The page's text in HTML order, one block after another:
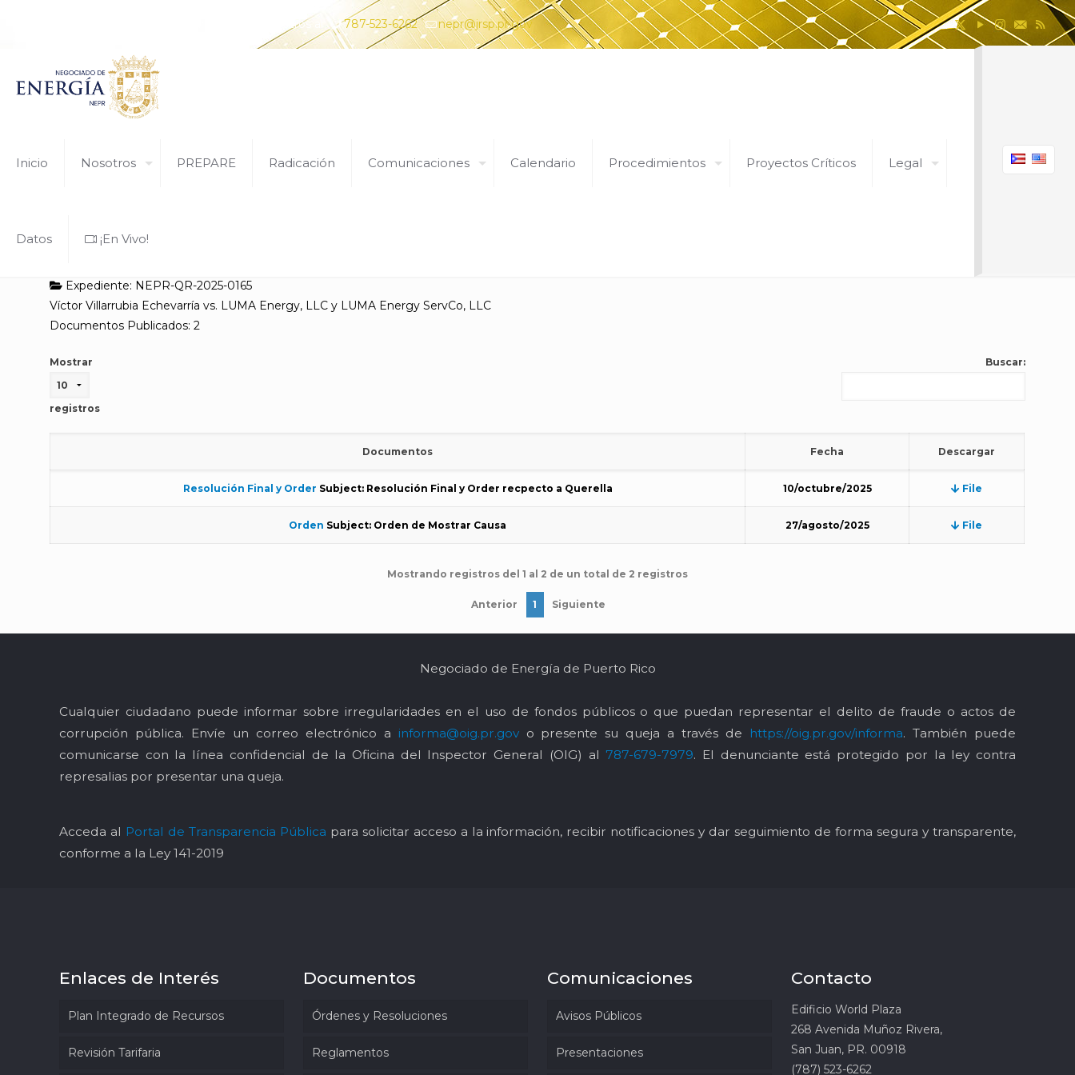
¿Tiene alguna pregunta? Comunícate con nosotros al 787-523-6262 nepr@jrsp.pr.gov
Inicio Nosotros PREPARE Radicación Comunicaciones Calendario Procedimientos Proyectos Críticos Legal
Datos ¡En Vivo!
Expediente: NEPR-QR-2025-0165
Víctor Villarrubia Echevarría vs. LUMA Energy, LLC y LUMA Energy ServCo, LLC
Documentos Publicados: 2
Mostrar
registros
Buscar:
Documentos Fecha Descargar
Resolución Final y Order Subject: Resolución Final y Order recpecto a Querella 10/octubre/2025 File
Orden Subject: Orden de Mostrar Causa 27/agosto/2025 File
Mostrando registros del 1 al 2 de un total de 2 registros
Anterior 1 Siguiente
Negociado de Energía de Puerto Rico
Cualquier ciudadano puede informar sobre irregularidades en el uso de fondos públicos o que puedan representar el delito de fraude o actos de
corrupción pública. Envíe un correo electrónico a informa@oig.pr.govo presente su queja a través de https://oig.pr.gov/informa. También puede
comunicarse con la línea confidencial de la Oficina del Inspector General (OIG) al 787-679-7979. El denunciante está protegido por la ley contra
represalias por presentar una queja.
Acceda al Portal de Transparencia Pública para solicitar acceso a la información, recibir notificaciones y dar seguimiento de forma segura y transparente,
conforme a la Ley 141-2019
Enlaces de Interés
Plan Integrado de Recursos
Revisión Tarifaria
Documentos
Órdenes y Resoluciones
Reglamentos
Comunicaciones
Avisos Públicos
Presentaciones
Contacto
Edificio World Plaza
268 Avenida Muñoz Rivera,
San Juan, PR. 00918
(787) 523-6262